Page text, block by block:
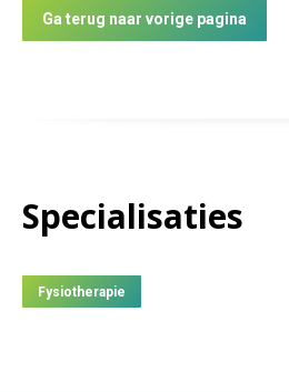
Ga terug naar vorige pagina
Specialisaties
Fysiotherapie